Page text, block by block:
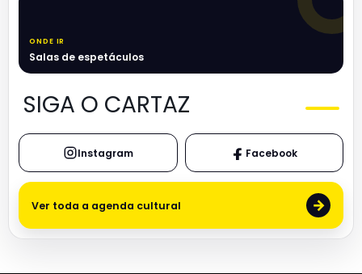
ONDE IR
Salas de espetáculos
SIGA O CARTAZ
Instagram Facebook
Ver toda a agenda cultural →